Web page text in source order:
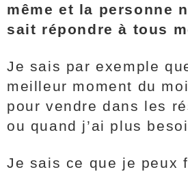
même et la personne
sait répondre à tous
Je sais par exemple
meilleur moment du
pour vendre dans les
ou quand j’ai plus
Je sais ce que je peux